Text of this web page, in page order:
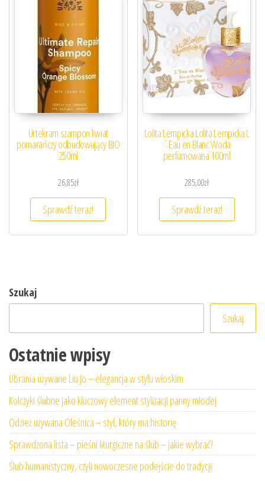
Urtekram szampon kwiat
pomarańczy odbudowujący BIO
250ml
26,85zł
Sprawdź teraz!
Lolita Lempicka Lolita Lempicka L
´Eau en Blanc Woda
perfumowana 100ml
285,00zł
Sprawdź teraz!
Szukaj
Szukaj
Ostatnie wpisy
Ubrania używane Liu Jo – elegancja w stylu włoskim
Kolczyki ślubne jako kluczowy element stylizacji panny młodej
Odzież używana Oleśnica – styl, który ma historię
Sprawdzona lista – pieśni liturgiczne na ślub – jakie wybrać?
Ślub humanistyczny, czyli nowoczesne podejście do tradycji